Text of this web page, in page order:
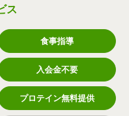
ス
食事指導
入会金不要
プロテイン無料提供